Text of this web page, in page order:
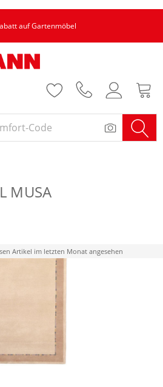
auf Gartenmöbel
MUSA
Artikel im letzten Monat angesehen